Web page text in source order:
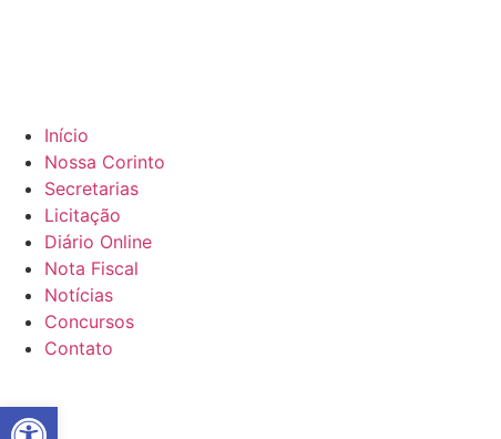
Início
Nossa Corinto
Secretarias
Licitação
Diário Online
Nota Fiscal
Notícias
Concursos
Contato
Abrir a barra de ferramentas